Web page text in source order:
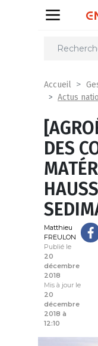
Partager
Accueil
Actus
DES
Matthieu
FREULON
Publié le
20
décembre
2018
Mis à jour le
20
décembre
2018 à
12:10